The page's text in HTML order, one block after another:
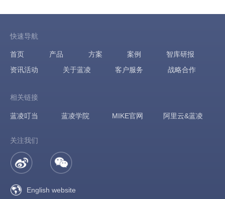
快速导航
首页 产品 方案 案例
智库研报
资讯活动
关于蓝凌 客户服务 战略合作
相关链接
蓝凌叮当 蓝凌学院 MIKE官网 阿里云&蓝凌
关注我们
English website